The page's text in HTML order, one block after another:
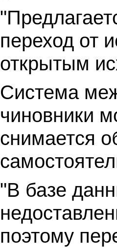
переход от
открытым
Система
чиновники
снимается
"В базе
поэтому